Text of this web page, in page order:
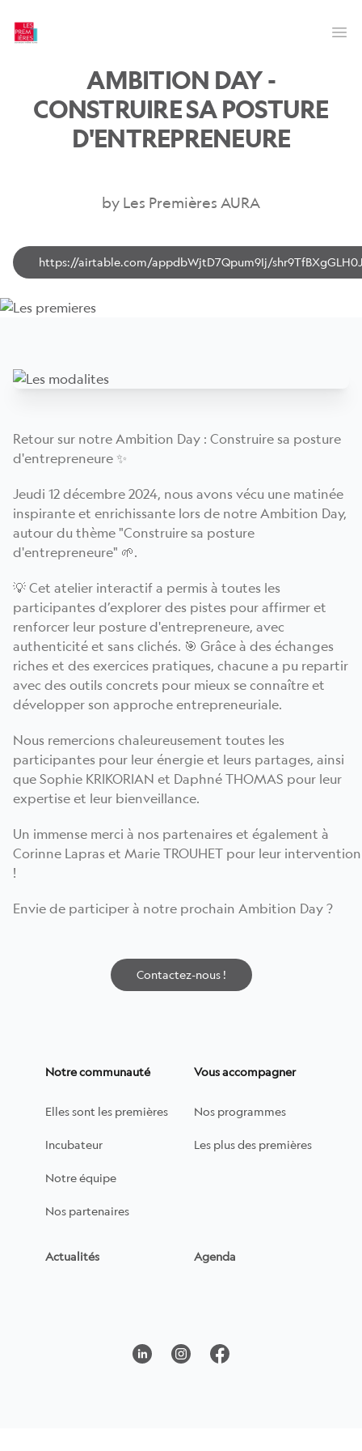
Les Premières
AMBITION DAY -
CONSTRUIRE SA POSTURE
D'ENTREPRENEURE
by Les Premières AURA
https://airtable.com/appdbWjtD7Qpum9Ij/
Retour sur notre Ambition Day : Construire sa posture
d'entrepreneure ✨
Jeudi 12 décembre 2024, nous avons vécu une matinée
inspirante et enrichissante lors de notre Ambition Day,
autour du thème "Construire sa posture
d'entrepreneure" 🌱.
💡 Cet atelier interactif a permis à toutes les
participantes d’explorer des pistes pour affirmer et
renforcer leur posture d'entrepreneure, avec
authenticité et sans clichés. 🎯 Grâce à des échanges
riches et des exercices pratiques, chacune a pu repartir
avec des outils concrets pour mieux se connaître et
développer son approche entrepreneuriale.
Nous remercions chaleureusement toutes les
participantes pour leur énergie et leurs partages, ainsi
que Sophie KRIKORIAN et Daphné THOMAS pour leur
expertise et leur bienveillance.
Un immense merci à nos partenaires et également à
Corinne Lapras et Marie TROUHET pour leur intervention
!
Envie de participer à notre prochain Ambition Day ?
Contactez-nous !
Notre communauté
Elles sont les premières
Incubateur
Notre équipe
Nos partenaires
Vous accompagner
Nos programmes
Les plus des premières
Actualités Agenda
linkedininstagramfacebook